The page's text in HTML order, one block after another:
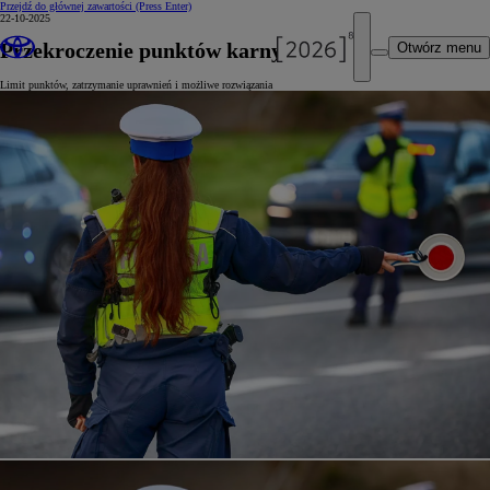
Przejdź do głównej zawartości (Press Enter)
Otwórz menu
22-10-2025
Przekroczenie punktów karnych
Limit punktów, zatrzymanie uprawnień i możliwe rozwiązania